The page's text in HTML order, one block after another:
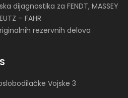
dijagnostika za FENDT, MASSEY
– FAHR
rezervnih delova
Vojske 3